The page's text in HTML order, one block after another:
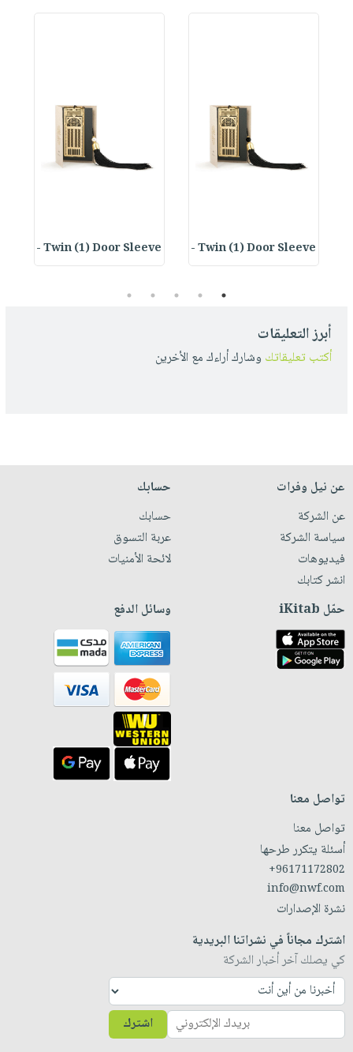
Twin (1) Door Sleeve -
Twin (1) Door Sleeve -
1
2
3
4
5
أبرز التعليقات
أكتب تعليقاتك وشارك أراءك مع الأخرين
عن نيل وفرات
عن الشركة
سياسة الشركة
فيديوهات
انشر كتابك
حسابك
حسابك
عربة التسوق
لائحة الأمنيات
حمّل iKitab وسائل الدفع
تواصل معنا
تواصل معنا
أسئلة يتكرر طرحها
+96171172802
info@nwf.com
نشرة الإصدارات
اشترك مجاناً في نشراتنا البريدية
كي يصلك آخر أخبار الشركة
اشترك